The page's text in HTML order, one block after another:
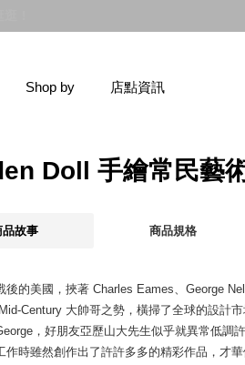
Shop by 店點資訊
Doll 手繪常民藝
品故事 商品規格
後的美國，挾著 Charles Eames、George
Century 大帥哥之勢，橫掃了全球的設計
，好朋友亞歷山大先生似乎就異常低調
作時雖然創作出了許許多多的精彩作品，才